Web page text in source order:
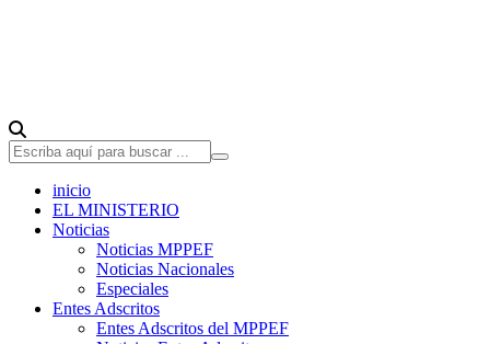
inicio
EL MINISTERIO
Noticias
Noticias MPPEF
Noticias Nacionales
Especiales
Entes Adscritos
Entes Adscritos del MPPEF